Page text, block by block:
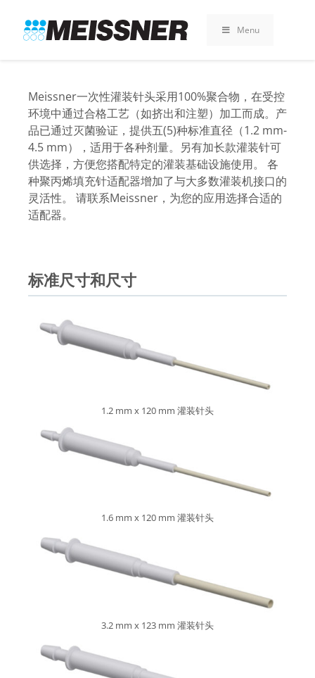
search
footer
Menu
Meissner一次性灌装针头采用100%聚合物，在受控
环境中通过合格工艺（如挤出和注塑）加工而成。产
品已通过灭菌验证，提供五(5)种标准直径（1.2 mm-
4.5 mm），适用于各种剂量。另有加长款灌装针可
供选择，方便您搭配特定的灌装基础设施使用。 各
种聚丙烯填充针适配器增加了与大多数灌装机接口的
灵活性。 请联系Meissner，为您的应用选择合适的
适配器。
标准尺寸和尺寸
1.2 mm x 120 mm 灌装针头
1.6 mm x 120 mm 灌装针头
3.2 mm x 123 mm 灌装针头